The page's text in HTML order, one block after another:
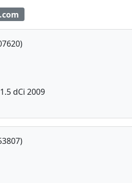
dCi 2009